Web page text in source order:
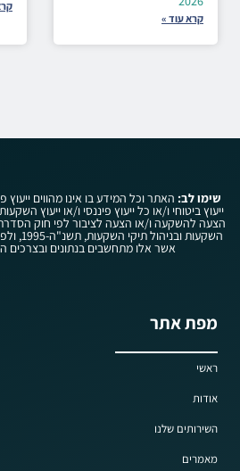
קרא עוד »
שימו לב: האתר וכל המידע בו אינו מהווים ייעוץ
ייעוץ ביטוחי ו/או כל ייעוץ פיננסי ו/או ייעוץ
הצעה להשקעה ו/או הצעה לציבור לפי חוק הסדרת
אשר אלו מתחשבים בנתונים ובצרכים
מפת אתר
ראשי
אודות
השירותים שלנו
מאמרים